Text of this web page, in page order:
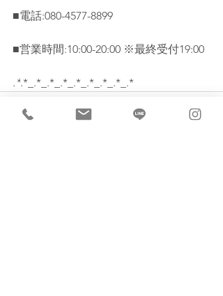
■電話:080-4577-8899
■営業時間:10:00-20:00 ※最終受付19:00
.*.*_.*_.*_.*_.*_.*_.*_.*_.*